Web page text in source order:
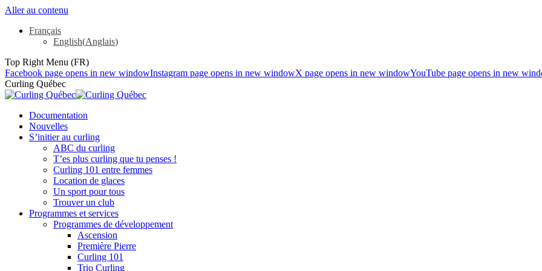
Aller au contenu
Français
English(Anglais)
Top Right Menu (FR)
Facebook page opens in new windowInstagram page opens in new windowX page opens in new windowYouTube page opens in new
Curling Québec
Documentation
Nouvelles
S’initier au curling
ABC du curling
T’es plus curling que tu penses !
Curling 101 entre femmes
Location de glaces
Un sport pour tous
Trouver un club
Programmes et services
Programmes de développement
Ascension
Première Pierre
Curling 101
Trio Curling